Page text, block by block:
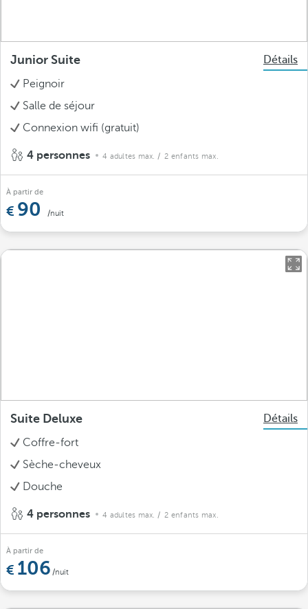
Junior Suite
Détails
Peignoir
Salle de séjour
Connexion wifi (gratuit)
4 personnes 4 adultes max. / 2 enfants max.
À partir de
90 /nuit
Suite Deluxe
Détails
Coffre-fort
Sèche-cheveux
Douche
4 personnes 4 adultes max. / 2 enfants max.
À partir de
106 /nuit